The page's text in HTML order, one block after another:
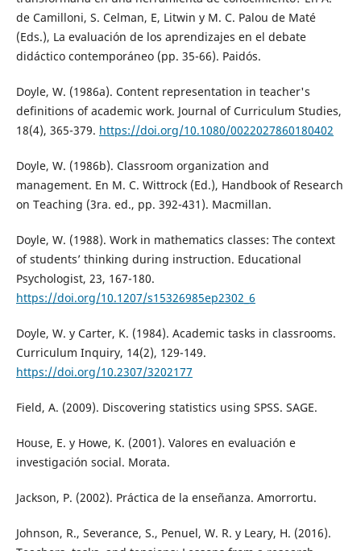
de Camilloni, S. Celman, E, Litwin y M. C. Palou de Maté
(Eds.), La evaluación de los aprendizajes en el debate
didáctico contemporáneo (pp. 35-66). Paidós.
Doyle, W. (1986a). Content representation in teacher's
definitions of academic work. Journal of Curriculum Studies,
18(4), 365-379. https://doi.org/10.1080/0022027860180402
Doyle, W. (1986b). Classroom organization and
management. En M. C. Wittrock (Ed.), Handbook of Research
on Teaching (3ra. ed., pp. 392-431). Macmillan.
Doyle, W. (1988). Work in mathematics classes: The context
of students’ thinking during instruction. Educational
Psychologist, 23, 167-180.
https://doi.org/10.1207/s15326985ep2302_6
Doyle, W. y Carter, K. (1984). Academic tasks in classrooms.
Curriculum Inquiry, 14(2), 129-149.
https://doi.org/10.2307/3202177
Field, A. (2009). Discovering statistics using SPSS. SAGE.
House, E. y Howe, K. (2001). Valores en evaluación e
investigación social. Morata.
Jackson, P. (2002). Práctica de la enseñanza. Amorrortu.
Johnson, R., Severance, S., Penuel, W. R. y Leary, H. (2016).